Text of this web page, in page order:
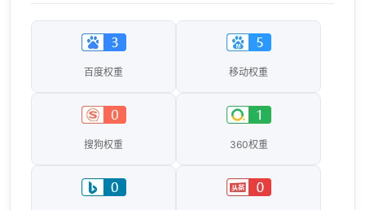
百度权重 移动权重
搜狗权重 360权重